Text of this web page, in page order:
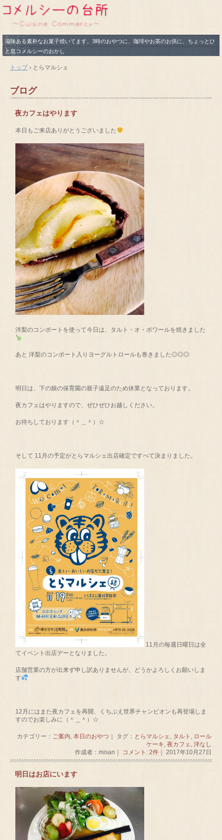
滋味ある素朴なお菓子焼いてます。3時のおやつに、珈琲やお茶のお供に、ちょっとひ
と息コメルシーのおかし
トップ› とらマルシェ
ブログ
夜カフェはやります
本日もご来店ありがとうございました
洋梨のコンポートを使って今日は、タルト・オ・ポワールを焼きました
あと 洋梨のコンポート入りヨーグルトロールも巻きました◎◎◎
明日は、下の娘の保育園の親子遠足のため休業となっております。
夜カフェはやりますので、ぜひぜひお越しください。
お待ちしております（＾＿＾）☆
そして 11月の予定がとらマルシェ出店確定ですべて決まりました。
11月の毎週日曜日は全
てイベント出店デーとなりました。
店舗営業の方が出来ず申し訳ありませんが、どうかよろしくお願いしま
す
12月にはまた夜カフェを再開、くちぶえ世界チャンピオンも再登場しま
すのでお楽しみに（＾＿＾）☆
カテゴリー： ご案内 本日のおやつ ｜ タグ： とらマルシェ タルト
ロール
ケーキ 夜カフェ 洋なし
作成者：misan｜
コメント: 2件｜ 2017年10月27日
明日はお店にいます